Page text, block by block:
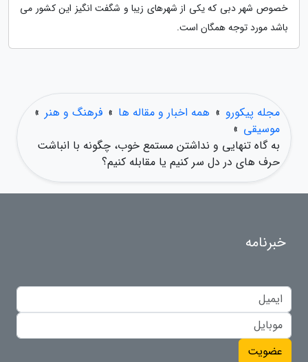
خصوص شهر دبی که یکی از شهرهای زیبا و شگفت انگیز این کشور می
باشد مورد توجه همگان است.
مجله پیکورو » همه اخبار و مقاله ها » فرهنگ و هنر »
موسیقی »
به گاه تنهایی و نداشتن مستمع خوب، چگونه با انباشت
حرف های در دل سر کنیم یا مقابله کنیم؟
خبرنامه
عضویت